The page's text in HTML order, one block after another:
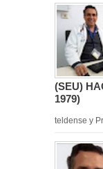
(SEU)
1979)
El
teldense y